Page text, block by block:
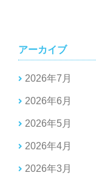
アーカイブ
2026年7月
2026年6月
2026年5月
2026年4月
2026年3月